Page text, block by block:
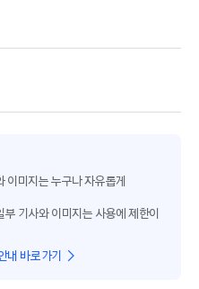
이미지는 누구나 자유롭게
기사와 이미지는 사용에 제한이
내 바로가기